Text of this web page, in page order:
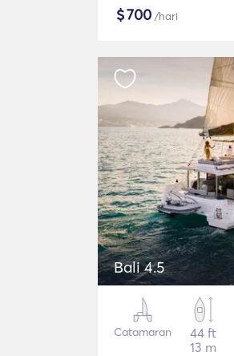
$700 /hari
Bali 4.5
Catamaran
44 ft
13 m